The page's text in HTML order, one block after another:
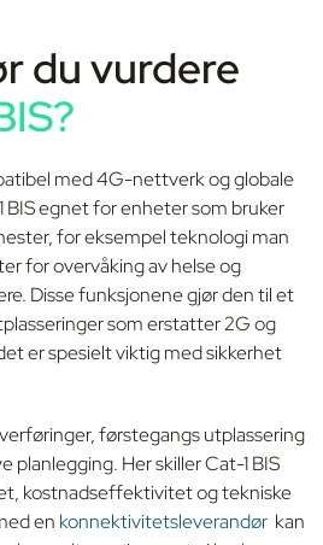
du vurdere
med 4G-nettverk og globale
BIS egnet for enheter som bruker
for eksempel teknologi man
for overvåking av helse og
Disse funksjonene gjør den til et
som erstatter 2G og
er spesielt viktig med sikkerhet
førstegangs utplassering
planlegging. Her skiller Cat-1 BIS
kostnadseffektivitet og tekniske
en konnektivitetsleverandør kan